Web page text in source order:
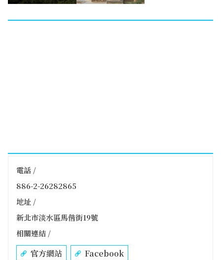
電話 /
886-2-26282865
地址 /
新北市淡水區馬偕街19號
相關連結 /
官方網站 Facebook